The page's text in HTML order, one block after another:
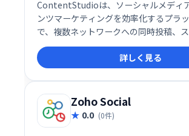
ContentStudioは、ソーシャルメディ
ンツマーケティングを効率化するプラ
で、複数ネットワークへの同時投稿、
グ、パフォーマンス分析などの機能を
ンゲージメント向上、ブランド認知拡大
率的なマーケティング戦略を実現しま
詳しく見る
Zoho Social
0.0 (0件)